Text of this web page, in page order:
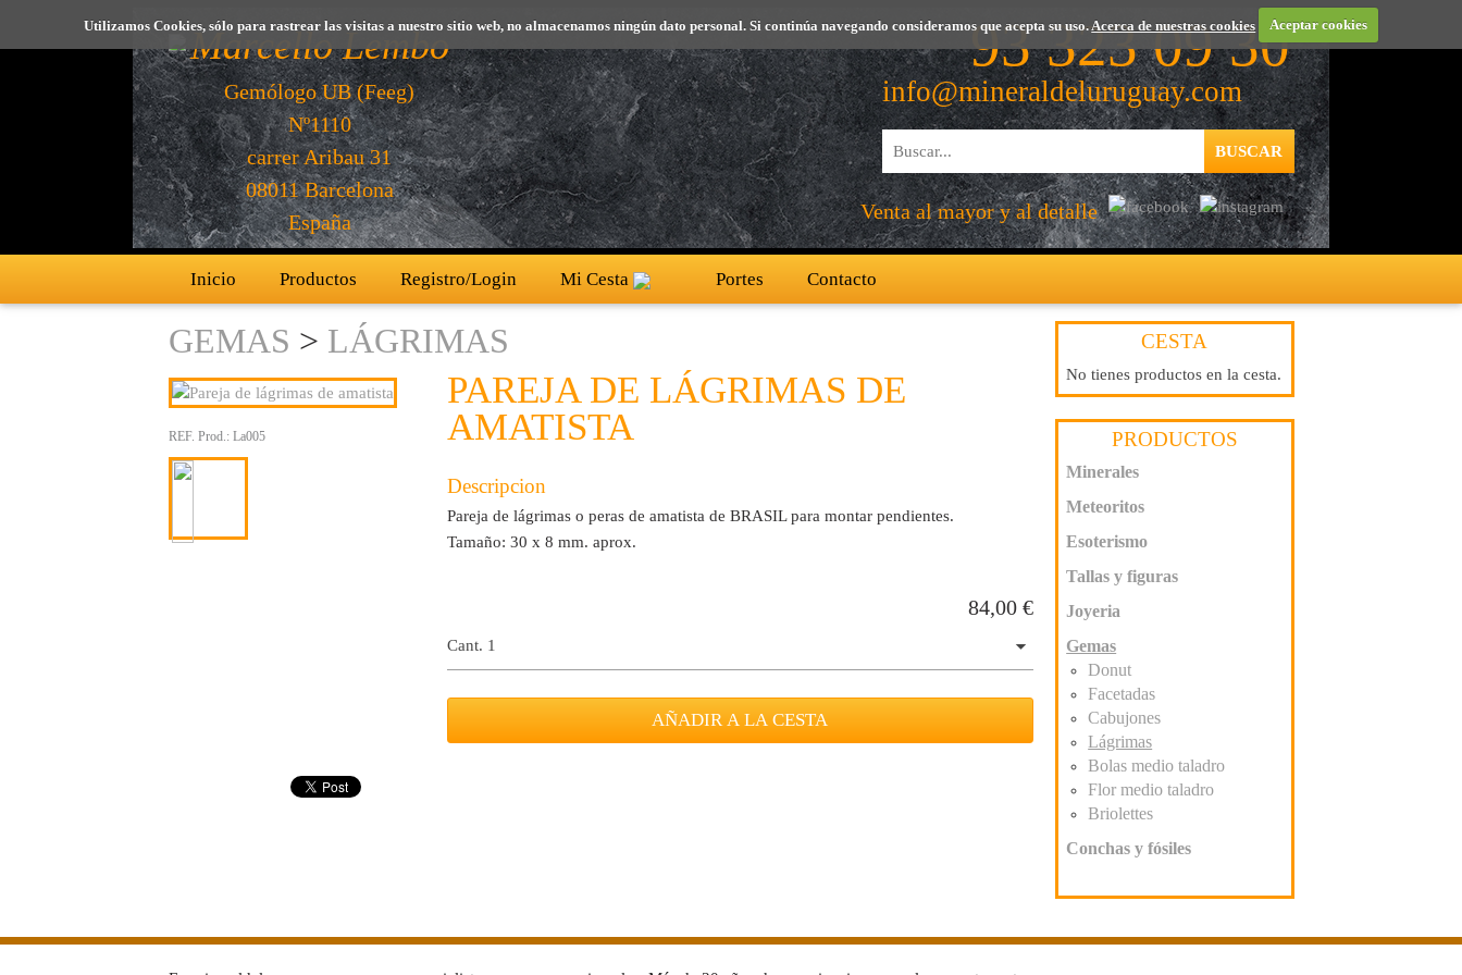
Utilizamos Cookies, sólo para rastrear las visitas a nuestro sitio web, no almacenamos ningún dato personal. Si continúa navegando consideramos que acepta su uso. Acerca de nuestras cookies Aceptar cookies
Marcello Lembo
Gemólogo UB (Feeg)
Nº1110
carrer Aribau 31
08011 Barcelona
España
93 323 09 30
info@mineraldeluruguay.com
Venta al mayor y al detalle
Inicio Productos Registro/Login Mi Cesta Portes Contacto
GEMAS > LÁGRIMAS
REF. Prod.: La005
PAREJA DE LÁGRIMAS DE
AMATISTA
Descripcion
Pareja de lágrimas o peras de amatista de BRASIL para montar pendientes.
Tamaño: 30 x 8 mm. aprox.
84,00€
Cant. 1
CESTA
No tienes productos en la cesta.
PRODUCTOS
Minerales
Meteoritos
Esoterismo
Tallas y figuras
Joyeria
Gemas
Donut
Facetadas
Cabujones
Lágrimas
Bolas medio taladro
Flor medio taladro
Briolettes
Conchas y fósiles